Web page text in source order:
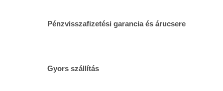
Pénzvisszafizetési garancia és árucsere
Gyors szállítás